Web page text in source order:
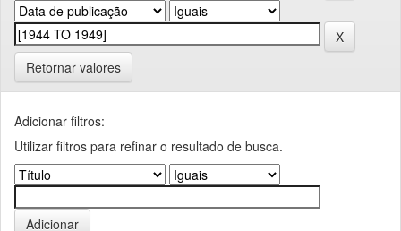
Retornar valores
Adicionar filtros:
Utilizar filtros para refinar o resultado de busca.